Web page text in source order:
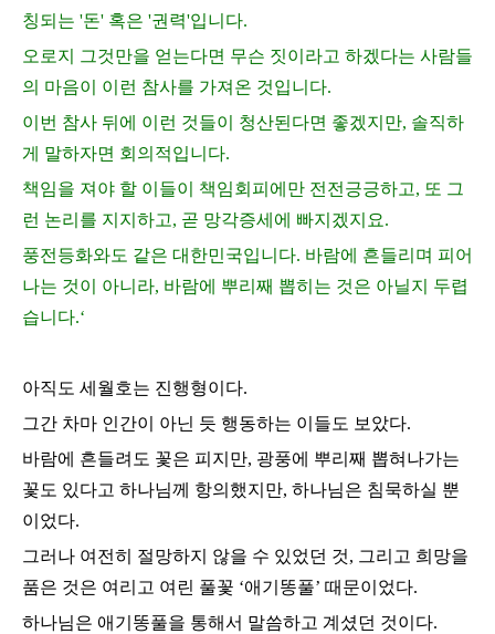
칭되는 '돈' 혹은 '권력'입니다.
오로지 그것만을 얻는다면 무슨 짓이라고 하겠다는 사람들
의 마음이 이런 참사를 가져온 것입니다.
이번 참사 뒤에 이런 것들이 청산된다면 좋겠지만, 솔직하
게 말하자면 회의적입니다.
책임을 져야 할 이들이 책임회피에만 전전긍긍하고, 또 그
런 논리를 지지하고, 곧 망각증세에 빠지겠지요.
풍전등화와도 같은 대한민국입니다. 바람에 흔들리며 피어
나는 것이 아니라, 바람에 뿌리째 뽑히는 것은 아닐지 두렵
습니다.‘
아직도 세월호는 진행형이다.
그간 차마 인간이 아닌 듯 행동하는 이들도 보았다.
바람에 흔들려도 꽃은 피지만, 광풍에 뿌리째 뽑혀나가는
꽃도 있다고 하나님께 항의했지만, 하나님은 침묵하실 뿐
이었다.
그러나 여전히 절망하지 않을 수 있었던 것, 그리고 희망을
품은 것은 여리고 여린 풀꽃 ‘애기똥풀’ 때문이었다.
하나님은 애기똥풀을 통해서 말씀하고 계셨던 것이다.